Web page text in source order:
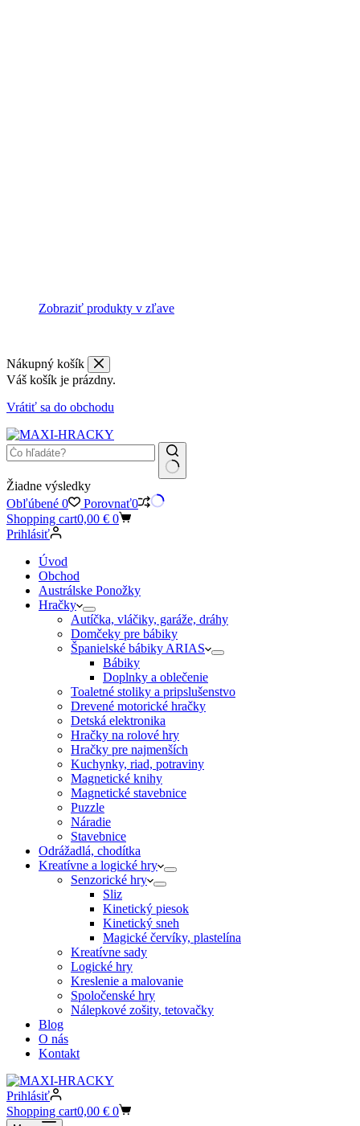
Zobraziť produkty v zľave
Nákupný košík
Váš košík je prázdny.
Vrátiť sa do obchodu
Žiadne výsledky
Obľúbené 0 Porovnať0
Shopping cart0,00 € 0
Prihlásiť
Úvod
Obchod
Austrálske Ponožky
Hračky
Autíčka, vláčiky, garáže, dráhy
Domčeky pre bábiky
Španielské bábiky ARIAS
Bábiky
Doplnky a oblečenie
Toaletné stoliky a pripslušenstvo
Drevené motorické hračky
Detská elektronika
Hračky na rolové hry
Hračky pre najmenších
Kuchynky, riad, potraviny
Magnetické knihy
Magnetické stavebnice
Puzzle
Náradie
Stavebnice
Odrážadlá, chodítka
Kreatívne a logické hry
Senzorické hry
Sliz
Kinetický piesok
Kinetický sneh
Magické červíky, plastelína
Kreatívne sady
Logické hry
Kreslenie a malovanie
Spoločenské hry
Nálepkové zošity, tetovačky
Blog
O nás
Kontakt
Prihlásiť
Shopping cart0,00 € 0